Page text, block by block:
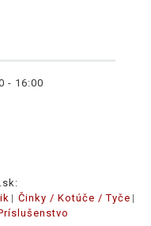
- 16:00
Činky / Kotúče / Tyče